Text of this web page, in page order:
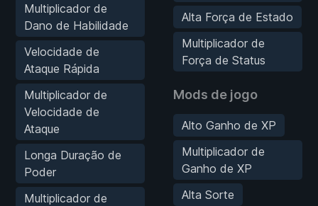
Multiplicador de
Dano de Habilidade
Velocidade de
Ataque Rápida
Multiplicador de
Velocidade de
Ataque
Longa Duração de
Poder
Multiplicador de
Alta Força de Estado
Multiplicador de
Força de Status
Mods de jogo
Alto Ganho de XP
Multiplicador de
Ganho de XP
Alta Sorte